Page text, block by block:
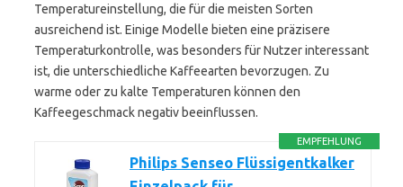
Temperatureinstellung, die für die meisten Sorten
ausreichend ist. Einige Modelle bieten eine präzisere
Temperaturkontrolle, was besonders für Nutzer interessant
ist, die unterschiedliche Kaffeearten bevorzugen. Zu
warme oder zu kalte Temperaturen können den
Kaffeegeschmack negativ beeinflussen.
EMPFEHLUNG
Philips Senseo Flüssigentkalker